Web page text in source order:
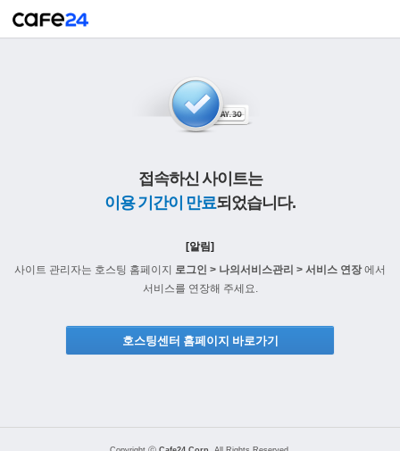
접속하신 사이트는
이용 기간이 만료되었습니다.
[알림]
사이트 관리자는 호스팅 홈페이지 로그인 > 나의서비스관리 > 서비스 연장에서
서비스를 연장해 주세요.
호스팅센터 홈페이지 바로가기